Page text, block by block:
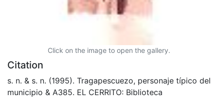
Click on the image to open the gallery.
Citation
s. n. & s. n. (1995). Tragapescuezo, personaje típico del
municipio & A385. EL CERRITO: Biblioteca